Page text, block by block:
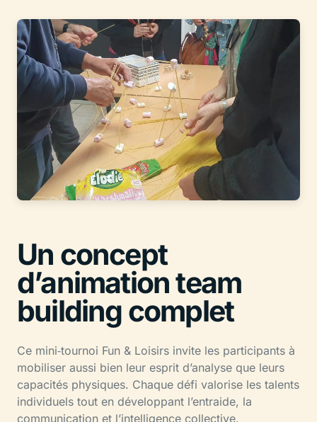
Un concept
d’animation team
building complet
Ce mini‑tournoi Fun & Loisirs invite les participants à
mobiliser aussi bien leur esprit d’analyse que leurs
capacités physiques. Chaque défi valorise les talents
individuels tout en développant l’entraide, la
communication et l’intelligence collective.